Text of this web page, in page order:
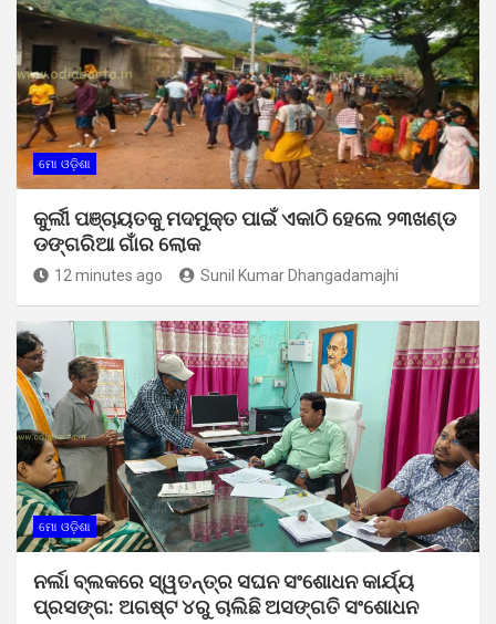
ମୋ ଓଡ଼ିଶା
କୁର୍ଲୀ ପଞ୍ଚାୟତକୁ ମଦମୁକ୍ତ ପାଇଁ ଏକାଠି ହେଲେ ୨୩ଖଣ୍ଡ
ଡଙ୍ଗରିଆ ଗାଁର ଲୋକ
12 minutes ago Sunil Kumar Dhangadamajhi
ମୋ ଓଡ଼ିଶା
ନର୍ଲା ବ୍ଲକରେ ସ୍ୱତନ୍ତ୍ର ସଘନ ସଂଶୋଧନ କାର୍ଯ୍ୟ
ପ୍ରସଙ୍ଗ: ଅଗଷ୍ଟ ୪ରୁ ଚାଲିଛି ଅସଙ୍ଗତି ସଂଶୋଧନ